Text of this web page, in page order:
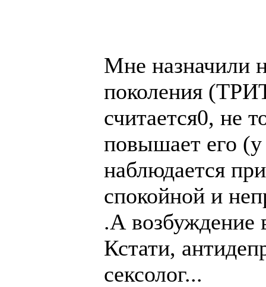
Мне назначили
поколения
считается0, не
повышает его
наблюдается
спокойной и
.А возбуждение
Кстати,
сексолог...